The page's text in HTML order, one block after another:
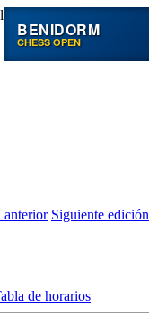
BENIDORM
CHESS OPEN
anterior Siguiente edición
de horarios